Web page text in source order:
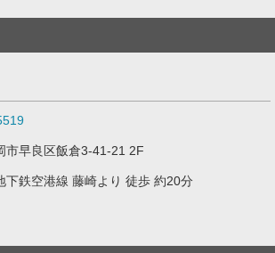
市早良区飯倉3-41-21 2F
下鉄空港線 藤崎より 徒歩 約20分